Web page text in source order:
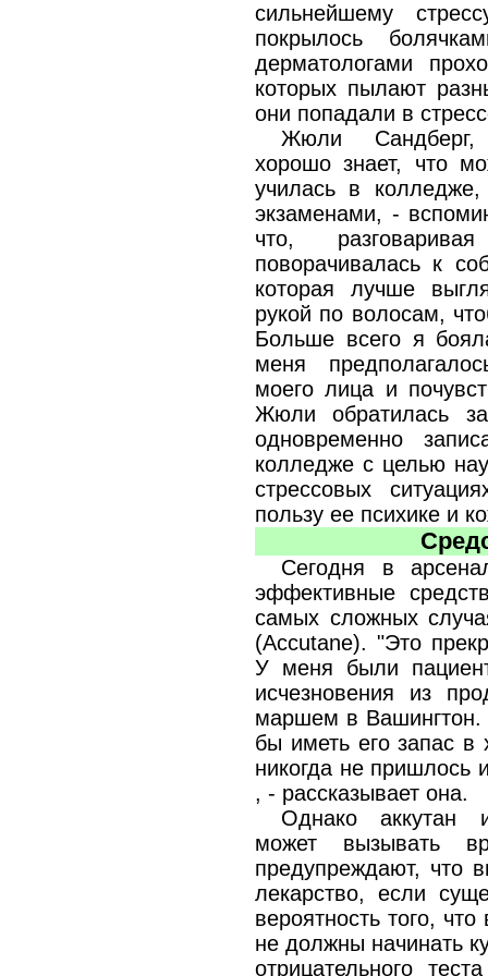
сильнейшему
покрылось
дерматологами
которых пылают
они попадали в
Жюли Сандберг,
хорошо знает, что
училась в
экзаменами, -
что,
поворачивалась к
которая лучше
рукой по волосам,
Больше всего я
меня
моего лица и
Жюли обратилась
одновременно
колледже с целью
стрессовых
пользу ее психике и
Сегодня в
эффективные
самых сложных
(Accutane). "Это
У меня были
исчезновения из
маршем в Вашингтон.
бы иметь его запас в
никогда не пришлось
, - рассказывает она.
Однако аккутан
может вызывать
предупреждают, что
лекарство, если
вероятность того,
не должны начинать
отрицательного